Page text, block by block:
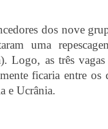
dos nove
uma
Logo, as três
ficaria entre os
e Ucrânia.